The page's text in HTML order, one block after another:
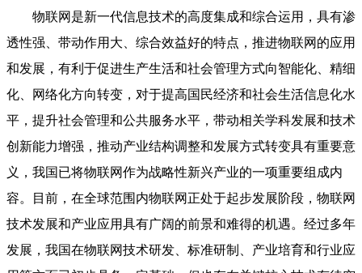
物联网是新一代信息技术的高度集成和综合运用，具有渗
透性强、带动作用大、综合效益好的特点，推进物联网的应用
和发展，有利于促进生产生活和社会管理方式向智能化、精细
化、网络化方向转变，对于提高国民经济和社会生活信息化水
平，提升社会管理和公共服务水平，带动相关学科发展和技术
创新能力增强，推动产业结构调整和发展方式转变具有重要意
义，我国已将物联网作为战略性新兴产业的一项重要组成内
容。目前，在全球范围内物联网正处于起步发展阶段，物联网
技术发展和产业应用具有广阔的前景和难得的机遇。经过多年
发展，我国在物联网技术研发、标准研制、产业培育和行业应